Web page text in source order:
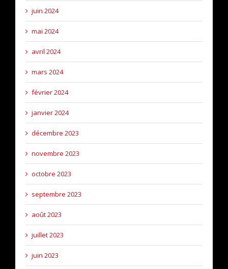
juin 2024
mai 2024
avril 2024
mars 2024
février 2024
janvier 2024
décembre 2023
novembre 2023
octobre 2023
septembre 2023
août 2023
juillet 2023
juin 2023